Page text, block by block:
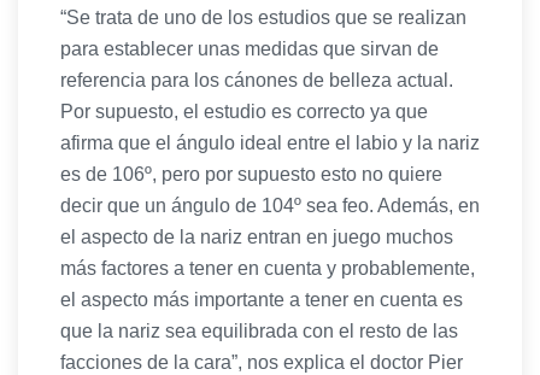
“Se trata de uno de los estudios que se realizan
para establecer unas medidas que sirvan de
referencia para los cánones de belleza actual.
Por supuesto, el estudio es correcto ya que
afirma que el ángulo ideal entre el labio y la nariz
es de 106º, pero por supuesto esto no quiere
decir que un ángulo de 104º sea feo. Además, en
el aspecto de la nariz entran en juego muchos
más factores a tener en cuenta y probablemente,
el aspecto más importante a tener en cuenta es
que la nariz sea equilibrada con el resto de las
facciones de la cara”, nos explica el doctor Pier